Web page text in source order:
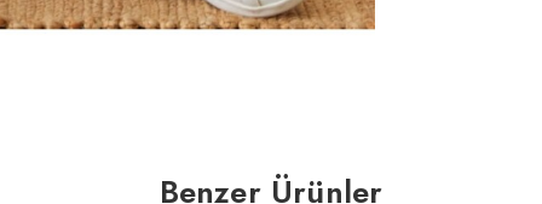
Benzer Ürünler